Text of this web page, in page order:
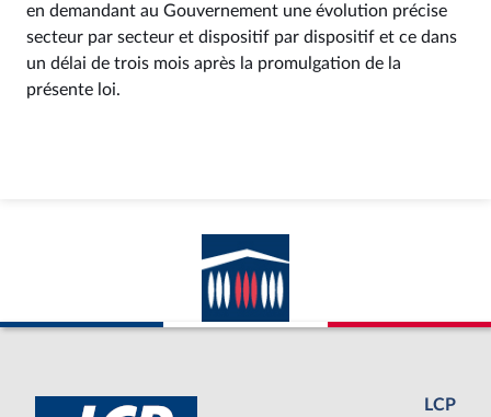
en demandant au Gouvernement une évolution précise
secteur par secteur et dispositif par dispositif et ce dans
un délai de trois mois après la promulgation de la
présente loi.
LCP